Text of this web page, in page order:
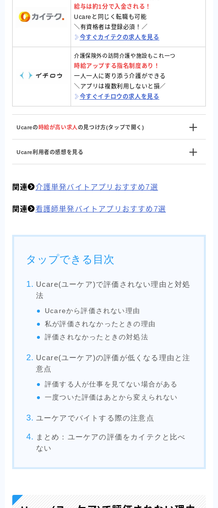
給与は約1分で入金される！
Ucareと同じく転職も可能
＼有資格者は登録必須！／
今すぐカイテクの求人を見る
介護保険外の訪問介護や施設もこれ一つ
時給アップする指名制度あり！
一人一人に寄り添う介護ができる
＼アプリは複数利用しないと損／
今すぐイチロウの求人を見る
Ucareの 時給が高い求人 の見つけ方(タップで開く)
Ucare利用者の感想を見る
関連 介護単発バイトアプリおすすめ7選
関連 看護師単発バイトアプリおすすめ7選
タップできる目次
Ucare(ユーケア)で評価されない理由と対処
法
Ucareから評価されない理由
私が評価されなかったときの理由
評価されなかったときの対処法
Ucare(ユーケア)の評価が低くなる理由と注
意点
評価する人が仕事を見てない場合がある
一度ついた評価はあとから変えられない
ユーケアでバイトする際の注意点
まとめ：ユーケアの評価をカイテクと比べ
ない